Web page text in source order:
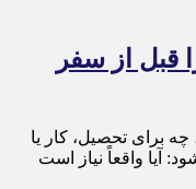
قبل از سفر
چه برای تحصیل، کار یا
واقعاً نیاز است